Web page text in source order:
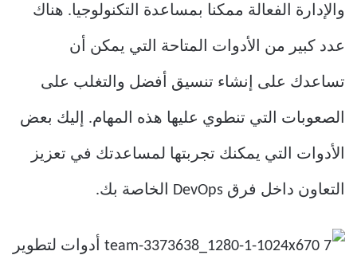
والإدارة الفعالة ممكنا بمساعدة التكنولوجيا. هناك
عدد كبير من الأدوات المتاحة التي يمكن أن
تساعدك على إنشاء تنسيق أفضل والتغلب على
الصعوبات التي تنطوي عليها هذه المهام. إليك بعض
الأدوات التي يمكنك تجربتها لمساعدتك في تعزيز
التعاون داخل فرق DevOps الخاصة بك.